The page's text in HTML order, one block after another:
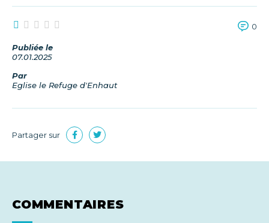
0
Publiée le
07.01.2025
Par
Eglise le Refuge d'Enhaut
Partager sur
COMMENTAIRES